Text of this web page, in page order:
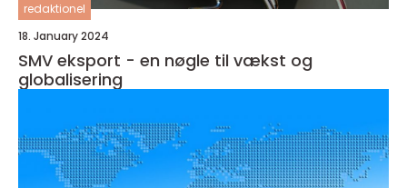
redaktionel
18. January 2024
SMV eksport - en nøgle til vækst og
globalisering